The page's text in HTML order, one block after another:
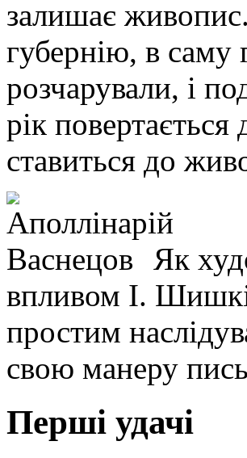
залишає
губернію, в саму
розчарували, і
рік
ставиться до
Як
впливом І.
простим
свою манеру
Перші удачі